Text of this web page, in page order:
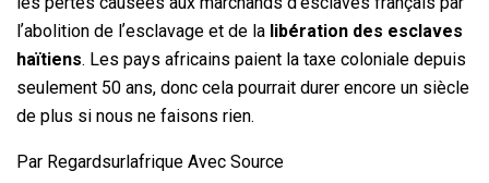
lʼabolition de lʼesclavage et de la libération des esclaves
haïtiens. Les pays africains paient la taxe coloniale depuis
seulement 50 ans, donc cela pourrait durer encore un siècle
de plus si nous ne faisons rien.
Par Regardsurlafrique Avec Source